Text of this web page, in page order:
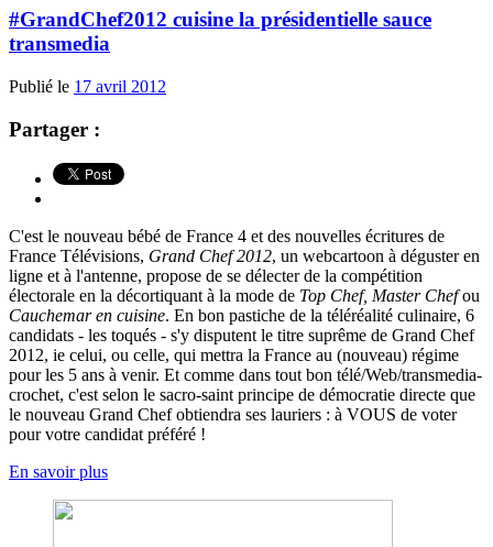
#GrandChef2012 cuisine la présidentielle sauce
transmedia
Publié le 17 avril 2012
Partager :
C'est le nouveau bébé de France 4 et des nouvelles écritures de
France Télévisions, Grand Chef 2012, un webcartoon à déguster en
ligne et à l'antenne, propose de se délecter de la compétition
électorale en la décortiquant à la mode de Top Chef, Master Chefou
Cauchemar en cuisine. En bon pastiche de la téléréalité culinaire, 6
candidats - les toqués - s'y disputent le titre suprême de Grand Chef
2012, ie celui, ou celle, qui mettra la France au (nouveau) régime
pour les 5 ans à venir. Et comme dans tout bon télé/Web/transmedia-
crochet, c'est selon le sacro-saint principe de démocratie directe que
le nouveau Grand Chef obtiendra ses lauriers : à VOUS de voter
pour votre candidat préféré !
En savoir plus